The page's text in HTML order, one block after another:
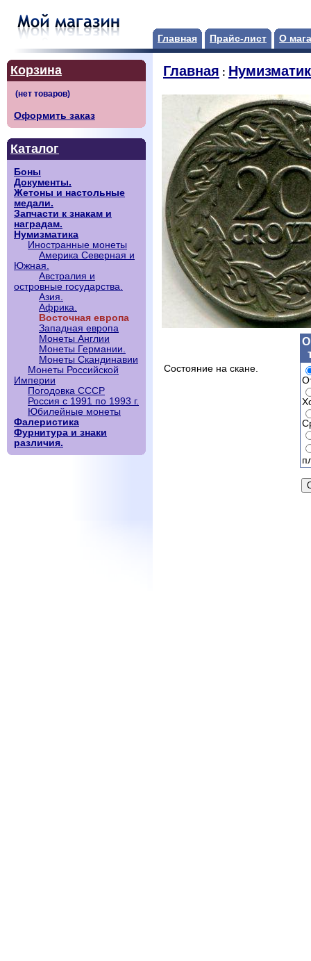
Главная Прайс-лист О
Корзина
Оформить заказ
Каталог
Боны
Документы.
Жетоны и настольные
медали.
Запчасти к знакам и
наградам.
Нумизматика
Иностранные монеты
Америка Северная и
Южная.
Австралия и
островные государства.
Азия.
Африка.
Восточная европа
Западная европа
Монеты Англии
Монеты Германии.
Монеты Скандинавии
Монеты Российской
Империи
Погодовка СССР
Россия с 1991 по 1993 г.
Юбилейные монеты
Фалеристика
Фурнитура и знаки
различия.
Главная :
Состояние на скане.